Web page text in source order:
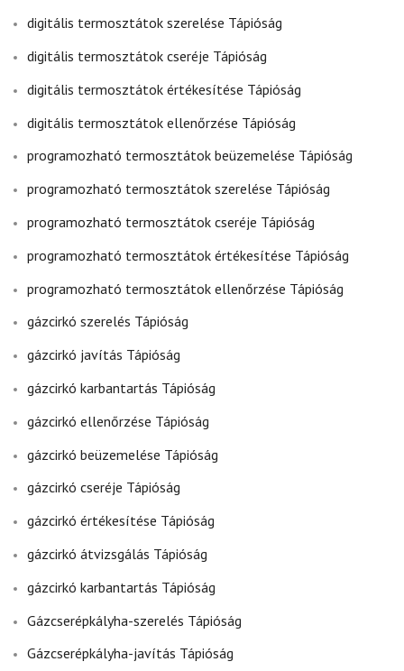
digitális termosztátok szerelése Tápióság
digitális termosztátok cseréje Tápióság
digitális termosztátok értékesítése Tápióság
digitális termosztátok ellenőrzése Tápióság
programozható termosztátok beüzemelése Tápióság
programozható termosztátok szerelése Tápióság
programozható termosztátok cseréje Tápióság
programozható termosztátok értékesítése Tápióság
programozható termosztátok ellenőrzése Tápióság
gázcirkó szerelés Tápióság
gázcirkó javítás Tápióság
gázcirkó karbantartás Tápióság
gázcirkó ellenőrzése Tápióság
gázcirkó beüzemelése Tápióság
gázcirkó cseréje Tápióság
gázcirkó értékesítése Tápióság
gázcirkó átvizsgálás Tápióság
gázcirkó karbantartás Tápióság
Gázcserépkályha-szerelés Tápióság
Gázcserépkályha-javítás Tápióság